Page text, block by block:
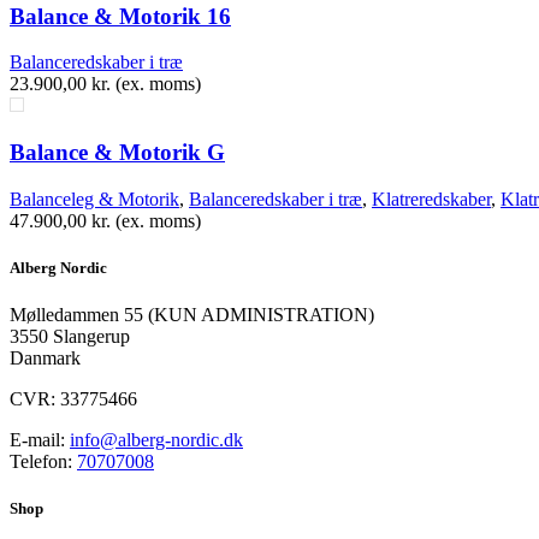
Balance & Motorik 16
Balanceredskaber i træ
23.900,00 kr. (ex. moms)
Balance & Motorik G
Balanceleg & Motorik, Balanceredskaber i træ, Klatreredskaber,
47.900,00 kr. (ex. moms)
Alberg Nordic
​Mølledammen 55 (KUN ADMINISTRATION)
3550 Slangerup
Danmark
CVR: 33775466
E-mail: info@alberg-nordic.dk
Telefon: 70707008
Shop